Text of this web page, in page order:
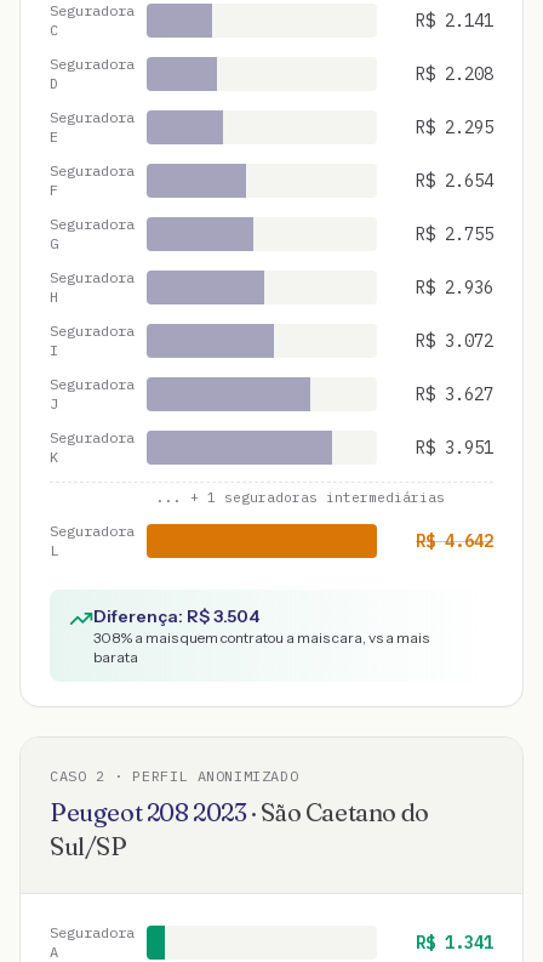
Seguradora
C
R$ 2.141
Seguradora
D
R$ 2.208
Seguradora
E
R$ 2.295
Seguradora
F
R$ 2.654
Seguradora
G
R$ 2.755
Seguradora
H
R$ 2.936
Seguradora
I
R$ 3.072
Seguradora
J
R$ 3.627
Seguradora
K
R$ 3.951
... + 1 seguradoras intermediárias
Seguradora
L
R$4.642
Diferença: R$3.504
308% a mais quem contratou a mais cara, vs a mais
barata
CASO 2 · PERFIL ANONIMIZADO
Peugeot208 2023· São Caetano do
Sul/SP
Seguradora
A
R$ 1.341